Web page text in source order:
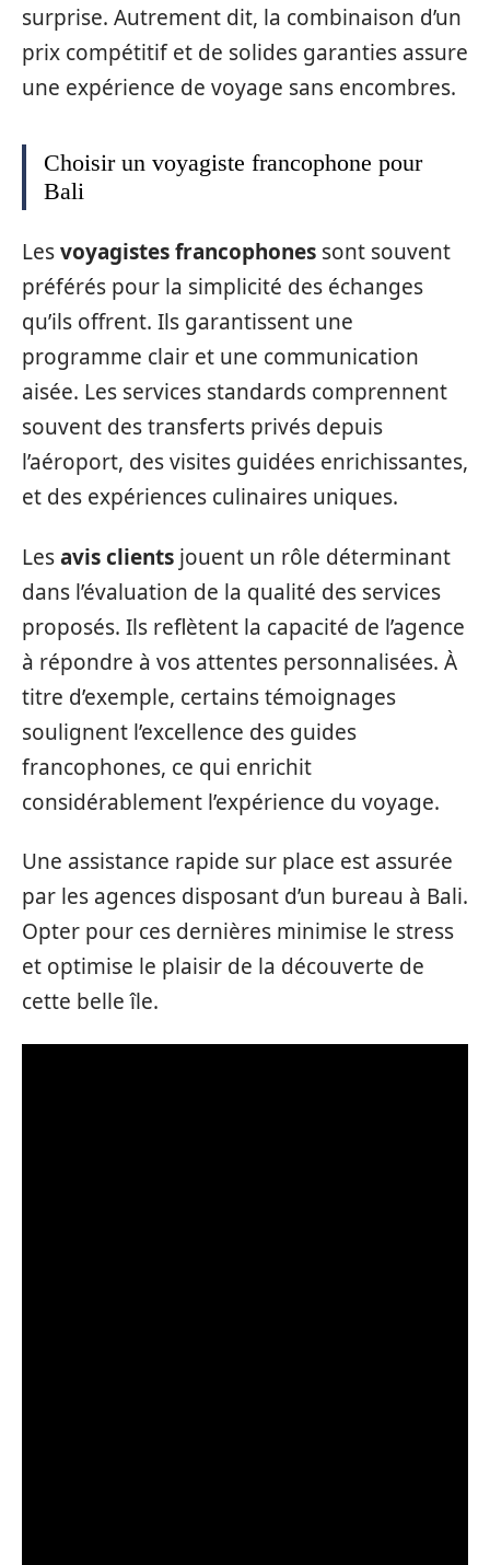
surprise. Autrement dit, la combinaison d’un
prix compétitif et de solides garanties assure
une expérience de voyage sans encombres.
Choisir un voyagiste francophone pour
Bali
Lesvoyagistes francophones sont souvent
préférés pour la simplicité des échanges
qu’ils offrent. Ils garantissent une
programme clair et une communication
aisée. Les services standards comprennent
souvent des transferts privés depuis
l’aéroport, des visites guidées enrichissantes,
et des expériences culinaires uniques.
Lesavis clients jouent un rôle déterminant
dans l’évaluation de la qualité des services
proposés. Ils reflètent la capacité de l’agence
à répondre à vos attentes personnalisées. À
titre d’exemple, certains témoignages
soulignent l’excellence des guides
francophones, ce qui enrichit
considérablement l’expérience du voyage.
Une assistance rapide sur place est assurée
par les agences disposant d’un bureau à Bali.
Opter pour ces dernières minimise le stress
et optimise le plaisir de la découverte de
cette belle île.